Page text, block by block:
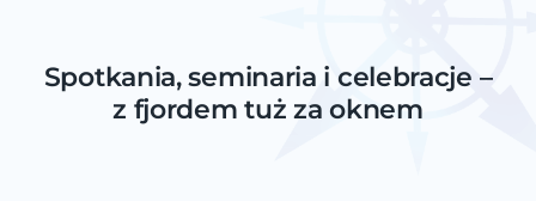
Spotkania, seminaria i celebracje –
z fjordem tuż za oknem